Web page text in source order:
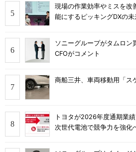
現場の作業効率やミスを
能にするピッキングDXの未
ソニーグループがタムロ
CFOがコメント
商船三井、車両移動用「ス
トヨタが2026年度通期業
次世代電池で競争力を強化